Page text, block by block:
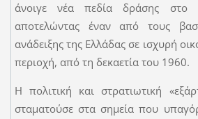
άνοιγε νέα πεδία δράσης στο
αποτελώντας έναν από τους
ανάδειξης της Ελλάδας σε ισχυρή
περιοχή, από τη δεκαετία του 1960.
Η πολιτική και στρατιωτική
σταματούσε στα σημεία που